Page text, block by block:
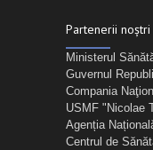
Partenerii noștri
Ministerul
Guvernul
Compania
USMF "Nicolae
Agenția
Centrul de